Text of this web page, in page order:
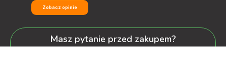
Zobacz opinie
Masz pytanie przed zakupem?